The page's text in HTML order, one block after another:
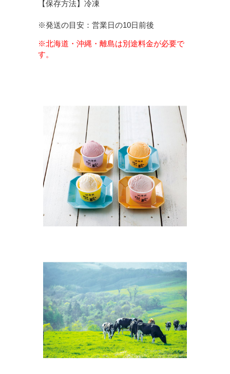
【保存方法】冷凍
※発送の目安：営業日の10日前後
※北海道・沖縄・離島は別途料金が必要で
す。